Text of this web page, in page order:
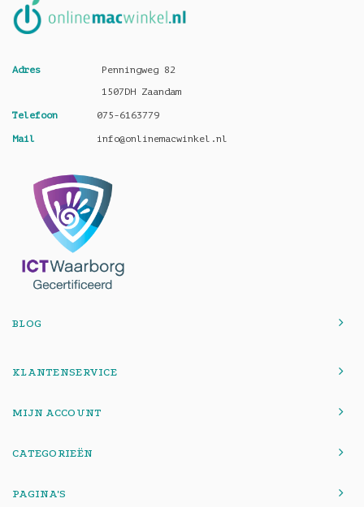
Adres
Penningweg 82
1507DH Zaandam
Telefoon 075-6163779
Mail info@onlinemacwinkel.nl
BLOG
KLANTENSERVICE
MIJN ACCOUNT
CATEGORIEËN
PAGINA'S